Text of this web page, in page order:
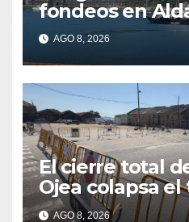
fondeos en
últimos
contaminación
AGO 8, 2026
El cierre total
Ojea colapsa
Cangas
AGO 8, 2026